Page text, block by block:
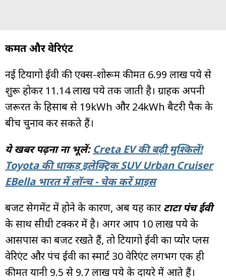
कीमत और वेरिएंट
नई टियागो ईवी की एक्स-शोरूम कीमत 6.99 लाख रुपये से
शुरू होकर 11.14 लाख रुपये तक जाती है। ग्राहक अपनी
जरूरत के हिसाब से 19kWh और 24kWh बैटरी पैक के
बीच चुनाव कर सकते हैं।
ये खबर पढ़ना ना भूलें: Creta EV की बढ़ी मुश्किलें!
Toyota की धाकड़ इलेक्ट्रिक SUV Urban Cruiser
EBella भारत में लॉन्च - चेक करें प्राइस
बजट सेगमेंट में होने के कारण, अब यह कार टाटा पंच ईवी
के साथ सीधी टक्कर में है। अगर आप 10 लाख रुपये के
आसपास का बजट रखते हैं, तो टियागो ईवी का प्योर प्लस
वेरिएंट और पंच ईवी का स्मार्ट 30 वेरिएंट लगभग एक ही
कीमत यानी 9.5 से 9.7 लाख रुपये के दायरे में आते हैं।